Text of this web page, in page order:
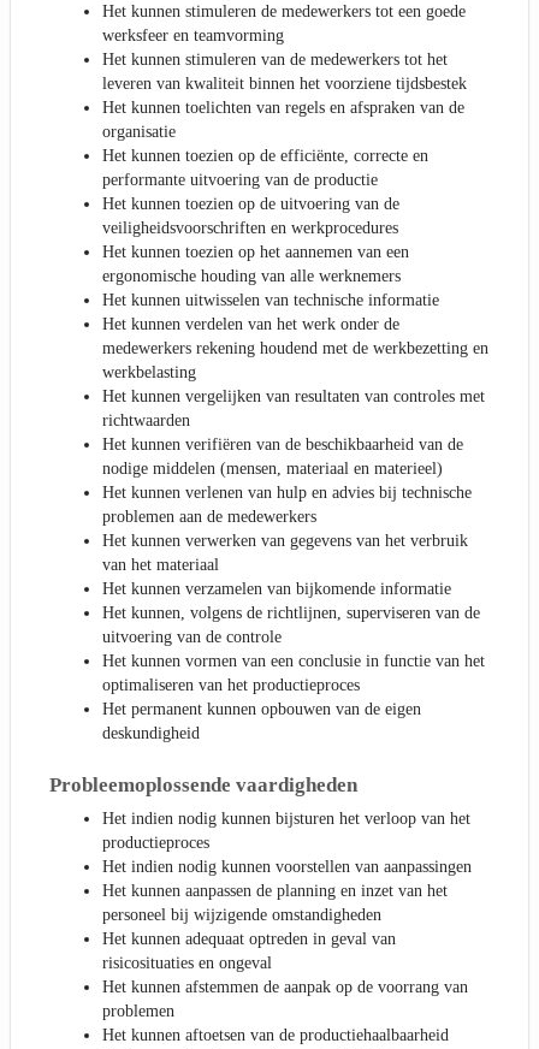
Het kunnen stimuleren de medewerkers tot een goede
werksfeer en teamvorming
Het kunnen stimuleren van de medewerkers tot het
leveren van kwaliteit binnen het voorziene tijdsbestek
Het kunnen toelichten van regels en afspraken van de
organisatie
Het kunnen toezien op de efficiënte, correcte en
performante uitvoering van de productie
Het kunnen toezien op de uitvoering van de
veiligheidsvoorschriften en werkprocedures
Het kunnen toezien op het aannemen van een
ergonomische houding van alle werknemers
Het kunnen uitwisselen van technische informatie
Het kunnen verdelen van het werk onder de
medewerkers rekening houdend met de werkbezetting en
werkbelasting
Het kunnen vergelijken van resultaten van controles met
richtwaarden
Het kunnen verifiëren van de beschikbaarheid van de
nodige middelen (mensen, materiaal en materieel)
Het kunnen verlenen van hulp en advies bij technische
problemen aan de medewerkers
Het kunnen verwerken van gegevens van het verbruik
van het materiaal
Het kunnen verzamelen van bijkomende informatie
Het kunnen, volgens de richtlijnen, superviseren van de
uitvoering van de controle
Het kunnen vormen van een conclusie in functie van het
optimaliseren van het productieproces
Het permanent kunnen opbouwen van de eigen
deskundigheid
Probleemoplossende vaardigheden
Het indien nodig kunnen bijsturen het verloop van het
productieproces
Het indien nodig kunnen voorstellen van aanpassingen
Het kunnen aanpassen de planning en inzet van het
personeel bij wijzigende omstandigheden
Het kunnen adequaat optreden in geval van
risicosituaties en ongeval
Het kunnen afstemmen de aanpak op de voorrang van
problemen
Het kunnen aftoetsen van de productiehaalbaarheid